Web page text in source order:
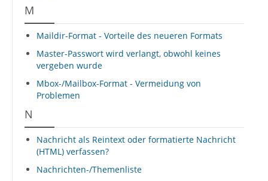
M
Maildir-Format - Vorteile des neueren Formats
Master-Passwort wird verlangt, obwohl keines
vergeben wurde
Mbox-/Mailbox-Format - Vermeidung von
Problemen
N
Nachricht als Reintext oder formatierte Nachricht
(HTML) verfassen?
Nachrichten-/Themenliste